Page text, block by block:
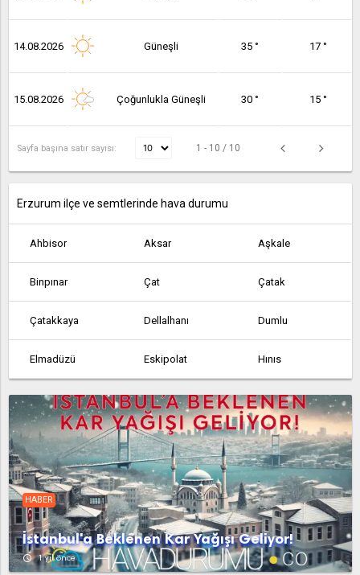
14.08.2026 Güneşli 35 ° 17 °
15.08.2026 Çoğunlukla Güneşli 30 ° 15 °
Sayfa başına satır sayısı: 1 - 10 / 10
Erzurum ilçe ve semtlerinde hava durumu
Ahbisor Aksar Aşkale
Binpınar Çat Çatak
Çatakkaya Dellalhanı Dumlu
Elmadüzü Eskipolat Hınıs
Horasan Ilıca İspir
Kandilli Karaçoban Karayazı
Köprüköy Narman
Olur Pasinler Pazaryolu
Şenkaya Tekman Tepsicik
HABER
İstanbul'a Beklenen Kar Yağışı Geliyor!
access_time 1 yıl önce